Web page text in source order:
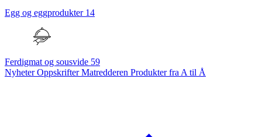
Egg og eggprodukter 14
Ferdigmat og sousvide 59
NyheterOppskrifterMatredderen Produkter fra A til Å